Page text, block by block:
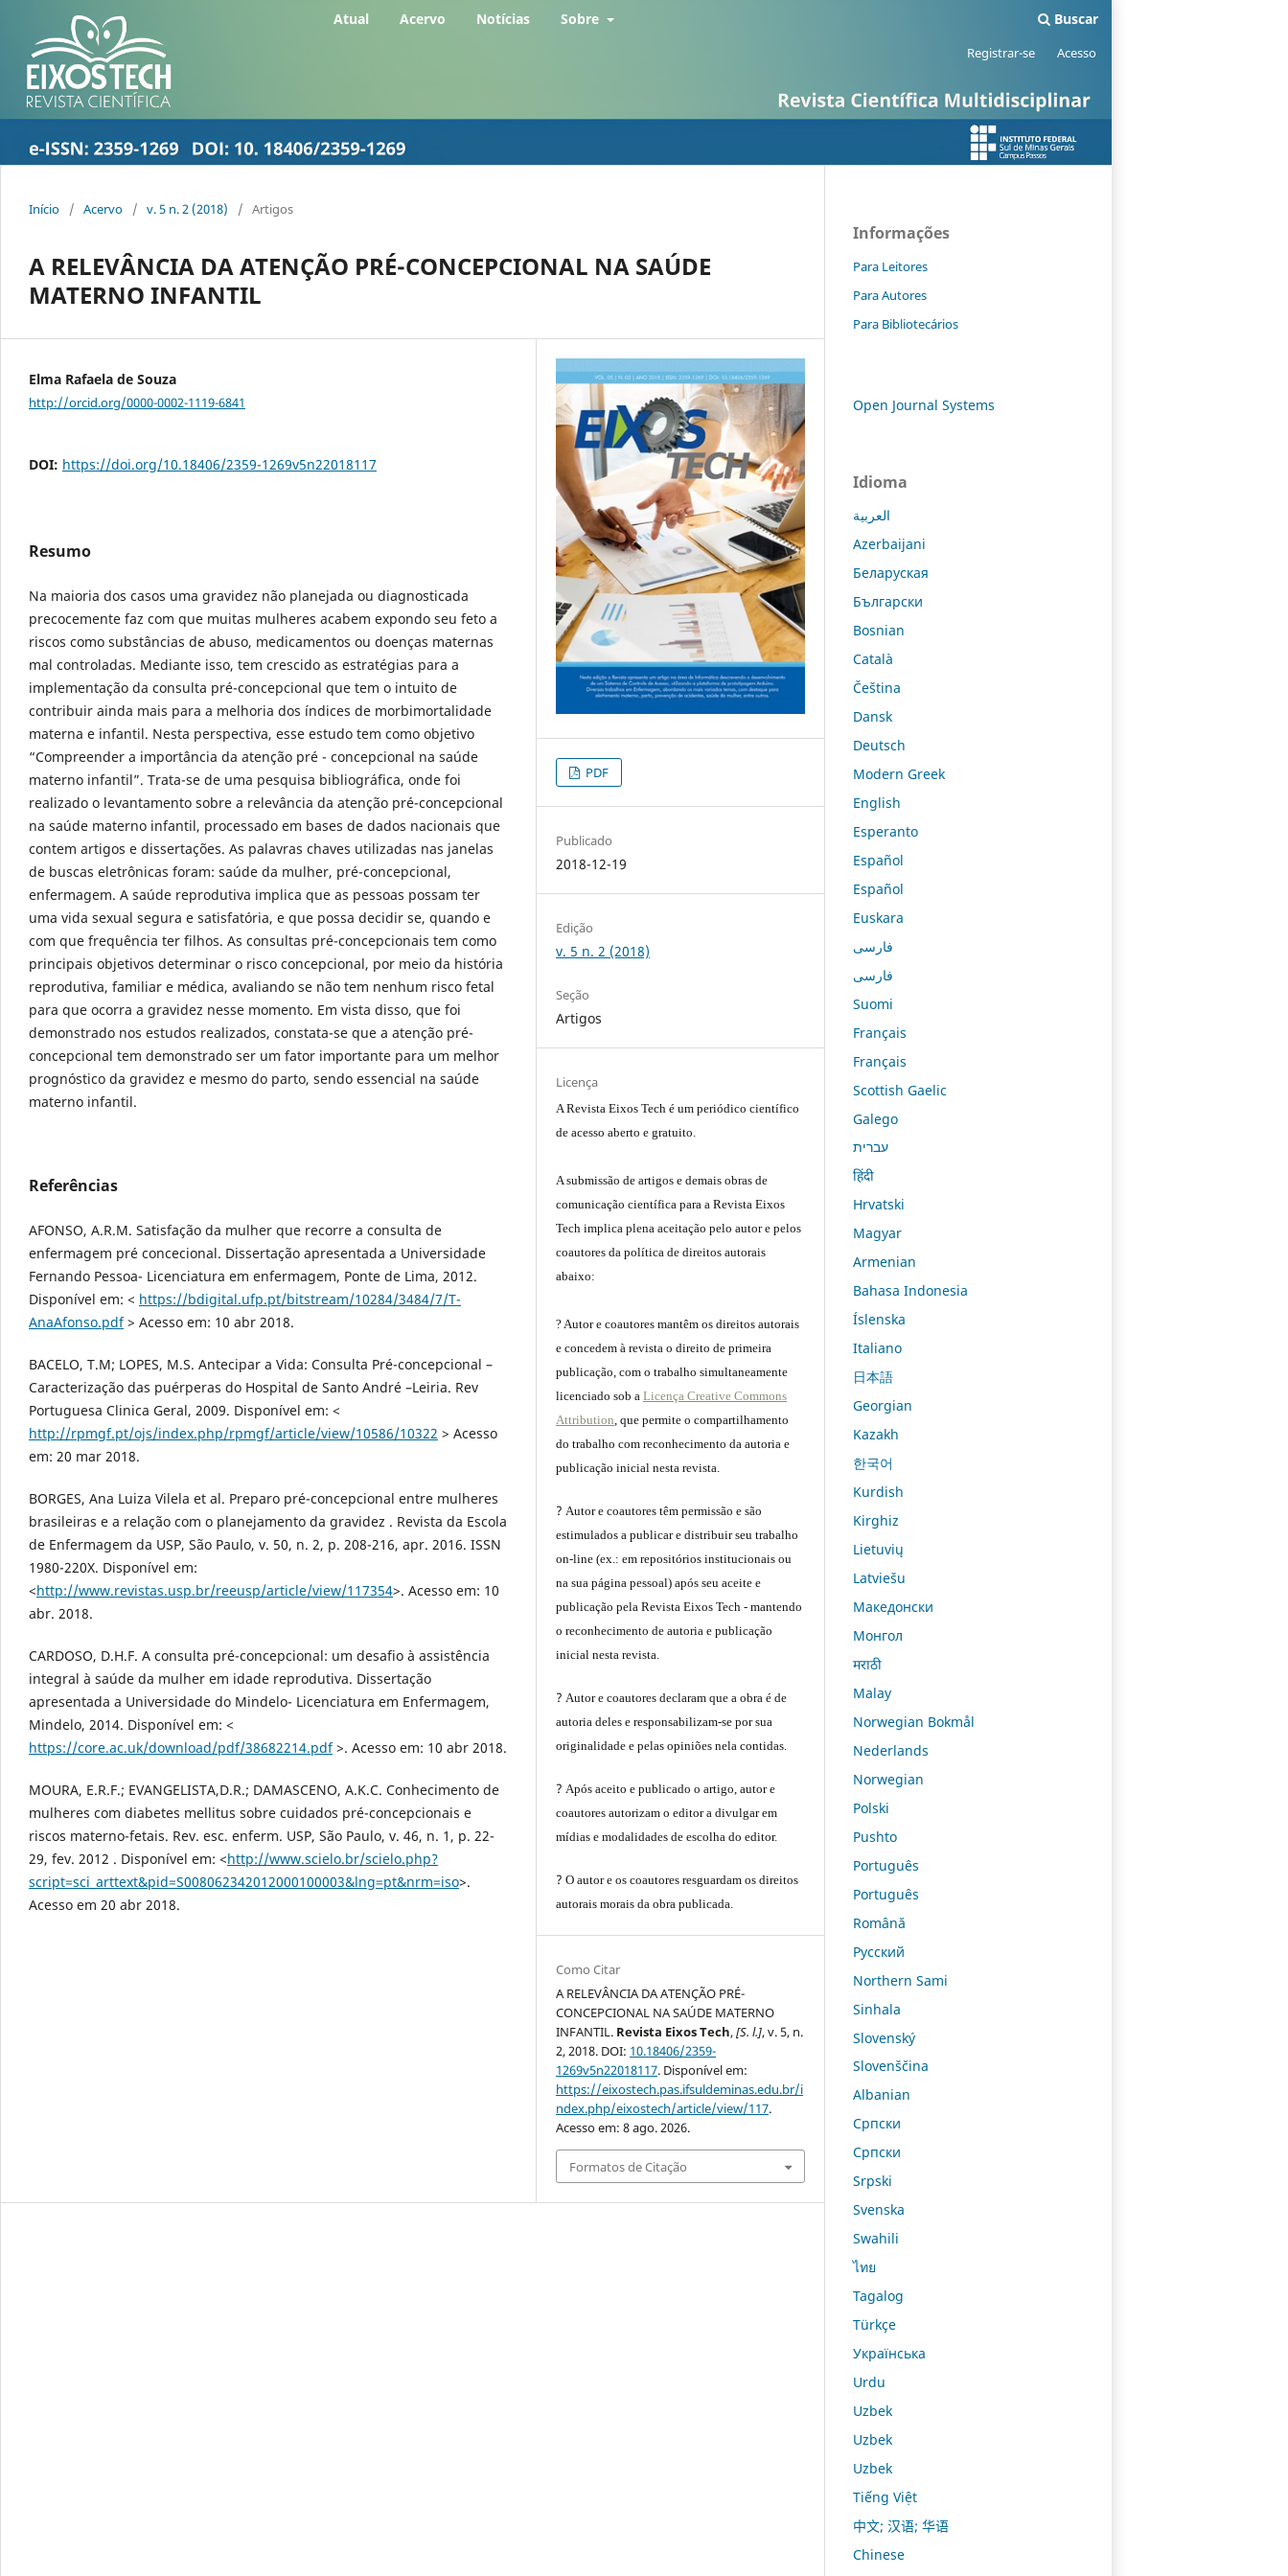
Atual Acervo Notícias Sobre Buscar
Registrar-se Acesso
Início / Acervo / v. 5 n. 2 (2018) / Artigos
A RELEVÂNCIA DA ATENÇÃO PRÉ-CONCEPCIONAL NA SAÚDE
MATERNO INFANTIL
Elma Rafaela de Souza
http://orcid.org/0000-0002-1119-6841
DOI: https://doi.org/10.18406/2359-1269v5n22018117
Resumo
Na maioria dos casos uma gravidez não planejada ou diagnosticada
precocemente faz com que muitas mulheres acabem expondo seu feto a
riscos como substâncias de abuso, medicamentos ou doenças maternas
mal controladas. Mediante isso, tem crescido as estratégias para a
implementação da consulta pré-concepcional que tem o intuito de
contribuir ainda mais para a melhoria dos índices de morbimortalidade
materna e infantil. Nesta perspectiva, esse estudo tem como objetivo
“Compreender a importância da atenção pré - concepcional na saúde
materno infantil”. Trata-se de uma pesquisa bibliográfica, onde foi
realizado o levantamento sobre a relevância da atenção pré-concepcional
na saúde materno infantil, processado em bases de dados nacionais que
contem artigos e dissertações. As palavras chaves utilizadas nas janelas
de buscas eletrônicas foram: saúde da mulher, pré-concepcional,
enfermagem. A saúde reprodutiva implica que as pessoas possam ter
uma vida sexual segura e satisfatória, e que possa decidir se, quando e
com que frequência ter filhos. As consultas pré-concepcionais tem como
principais objetivos determinar o risco concepcional, por meio da história
reprodutiva, familiar e médica, avaliando se não tem nenhum risco fetal
para que ocorra a gravidez nesse momento. Em vista disso, que foi
demonstrado nos estudos realizados, constata-se que a atenção pré-
concepcional tem demonstrado ser um fator importante para um melhor
prognóstico da gravidez e mesmo do parto, sendo essencial na saúde
materno infantil.
Referências
AFONSO, A.R.M. Satisfação da mulher que recorre a consulta de
enfermagem pré concecional. Dissertação apresentada a Universidade
Fernando Pessoa- Licenciatura em enfermagem, Ponte de Lima, 2012.
Disponível em: < https://bdigital.ufp.pt/bitstream/10284/3484/7/T-
AnaAfonso.pdf> Acesso em: 10 abr 2018.
BACELO, T.M; LOPES, M.S. Antecipar a Vida: Consulta Pré-concepcional –
Caracterização das puérperas do Hospital de Santo André –Leiria. Rev
Portuguesa Clinica Geral, 2009. Disponível em: <
http://rpmgf.pt/ojs/index.php/rpmgf/article/view/10586/10322 > Acesso
em: 20 mar 2018.
BORGES, Ana Luiza Vilela et al. Preparo pré-concepcional entre mulheres
brasileiras e a relação com o planejamento da gravidez . Revista da Escola
de Enfermagem da USP, São Paulo, v. 50, n. 2, p. 208-216, apr. 2016. ISSN
1980-220X. Disponível em:
<http://www.revistas.usp.br/reeusp/article/view/117354>. Acesso em: 10
abr. 2018.
CARDOSO, D.H.F. A consulta pré-concepcional: um desafio à assistência
integral à saúde da mulher em idade reprodutiva. Dissertação
apresentada a Universidade do Mindelo- Licenciatura em Enfermagem,
Mindelo, 2014. Disponível em: <
https://core.ac.uk/download/pdf/38682214.pdf>. Acesso em: 10 abr 2018.
MOURA, E.R.F.; EVANGELISTA,D.R.; DAMASCENO, A.K.C. Conhecimento de
mulheres com diabetes mellitus sobre cuidados pré-concepcionais e
riscos materno-fetais. Rev. esc. enferm. USP, São Paulo, v. 46, n. 1, p. 22-
29, fev. 2012 . Disponível em: <http://www.scielo.br/scielo.php?
script=sci_arttext&pid=S008062342012000100003&lng=pt&nrm=iso>.
Acesso em 20 abr 2018.
PDF
Publicado
2018-12-19
Edição
v. 5 n. 2 (2018)
Seção
Artigos
Licença
A Revista Eixos Tech é um periódico científico
de acesso aberto e gratuito.
A submissão de artigos e demais obras de
comunicação científica para a Revista Eixos
Tech implica plena aceitação pelo autor e pelos
coautores da política de direitos autorais
abaixo:
? Autor e coautores mantêm os direitos autorais
e concedem à revista o direito de primeira
publicação, com o trabalho simultaneamente
licenciado sob aLicença Creative Commons
Attribution, que permite o compartilhamento
do trabalho com reconhecimento da autoria e
publicação inicial nesta revista.
?Autor e coautores têm permissão e são
estimulados a publicar e distribuir seu trabalho
on-line (ex.: em repositórios institucionais ou
na sua página pessoal) após seu aceite e
publicação pela Revista Eixos Tech - mantendo
o reconhecimento de autoria e publicação
inicial nesta revista.
?Autor e coautores declaram que a obra é de
autoria deles e responsabilizam-se por sua
originalidade e pelas opiniões nela contidas.
?Após aceito e publicado o artigo, autor e
coautores autorizam o editor a divulgar em
mídias e modalidades de escolha do editor.
?O autor e os coautores resguardam os direitos
autorais morais da obra publicada.
Como Citar
A RELEVÂNCIA DA ATENÇÃO PRÉ-
CONCEPCIONAL NA SAÚDE MATERNO
INFANTIL. Revista Eixos Tech,[S. l.], v. 5, n.
2, 2018. DOI: 10.18406/2359-
1269v5n22018117. Disponível em:
https://eixostech.pas.ifsuldeminas.edu.br/i
ndex.php/eixostech/article/view/117.
Acesso em: 8 ago. 2026.
Formatos de Citação
Informações
Para Leitores
Para Autores
Para Bibliotecários
Open Journal Systems
Idioma
العربية
Azerbaijani
Беларуская
Български
Bosnian
Català
Čeština
Dansk
Deutsch
Modern Greek
English
Esperanto
Español
Español
Euskara
فارسی
فارسی
Suomi
Français
Français
Scottish Gaelic
Galego
עברית
हिंदी
Hrvatski
Magyar
Armenian
Bahasa Indonesia
Íslenska
Italiano
日本語
Georgian
Kazakh
한국어
Kurdish
Kirghiz
Lietuvių
Latviešu
Македонски
Монгол
मराठी
Malay
Norwegian Bokmål
Nederlands
Norwegian
Polski
Pushto
Português
Português
Română
Русский
Northern Sami
Sinhala
Slovenský
Slovenščina
Albanian
Српски
Српски
Srpski
Svenska
Swahili
ไทย
Tagalog
Türkçe
Українська
Urdu
Uzbek
Uzbek
Uzbek
Tiếng Việt
中文; 汉语; 华语
Chinese